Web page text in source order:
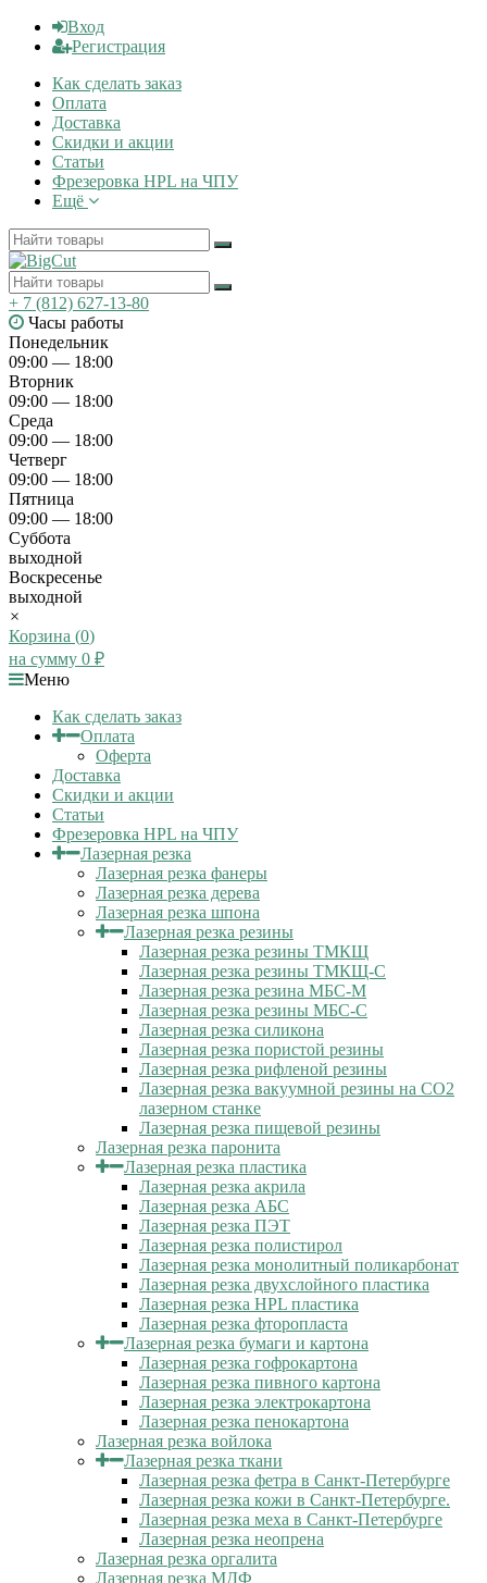
Вход
Регистрация
Как сделать заказ
Оплата
Доставка
Скидки и акции
Статьи
Фрезеровка HPL на ЧПУ
Ещё
+ 7 (812) 627-13-80
Часы работы
Понедельник
09:00 — 18:00
Вторник
09:00 — 18:00
Среда
09:00 — 18:00
Четверг
09:00 — 18:00
Пятница
09:00 — 18:00
Суббота
выходной
Воскресенье
выходной
×
Корзина (0)
на сумму 0 ₽
Меню
Как сделать заказ
Оплата
Оферта
Доставка
Скидки и акции
Статьи
Фрезеровка HPL на ЧПУ
Лазерная резка
Лазерная резка фанеры
Лазерная резка дерева
Лазерная резка шпона
Лазерная резка резины
Лазерная резка резины ТМКЩ
Лазерная резка резины ТМКЩ-С
Лазерная резка резина МБС-М
Лазерная резка резины МБС-С
Лазерная резка силикона
Лазерная резка пористой резины
Лазерная резка рифленой резины
Лазерная резка вакуумной резины на CO2
лазерном станке
Лазерная резка пищевой резины
Лазерная резка паронита
Лазерная резка пластика
Лазерная резка акрила
Лазерная резка АБС
Лазерная резка ПЭТ
Лазерная резка полистирол
Лазерная резка монолитный поликарбонат
Лазерная резка двухслойного пластика
Лазерная резка HPL пластика
Лазерная резка фторопласта
Лазерная резка бумаги и картона
Лазерная резка гофрокартона
Лазерная резка пивного картона
Лазерная резка электрокартона
Лазерная резка пенокартона
Лазерная резка войлока
Лазерная резка ткани
Лазерная резка фетра в Санкт-Петербурге
Лазерная резка кожи в Санкт-Петербурге.
Лазерная резка меха в Санкт-Петербурге
Лазерная резка неопрена
Лазерная резка оргалита
Лазерная резка МДФ